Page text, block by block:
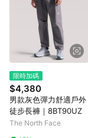
限時加碼
$4,380
男款灰色彈力舒適戶外
徒步長褲｜8BT90UZ
The North Face